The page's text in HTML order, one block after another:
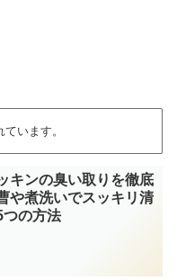
います。
キンの臭い取りを徹底
や煮洗いでスッキリ清
の方法